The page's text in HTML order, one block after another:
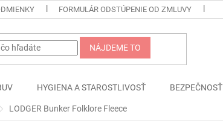
FORMULÁR ODSTÚPENIE OD ZMLUVY
NÁJDEME TO
HYGIENA A STAROSTLIVOSŤ BEZPEČNOSŤ
LODGER Bunker Folklore Fleece